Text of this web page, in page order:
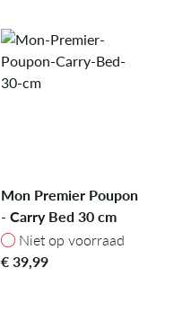
Mon Premier Poupon
- Carry Bed 30 cm
Niet op voorraad
Niet op voorraad
€39,99